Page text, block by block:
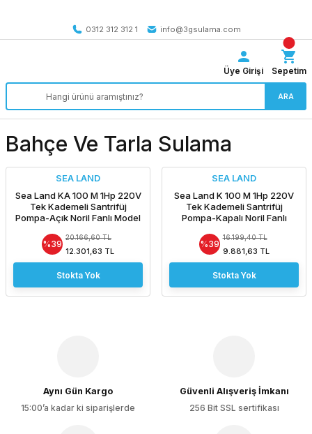
0312 312 312 1
info@3gsulama.com
ARA
Üye Girişi Sepetim
Bahçe Ve Tarla Sulama
SEA LAND
Sea Land KA 100 M 1Hp 220V
Tek Kademeli Santrifüj
Pompa-Açık Noril Fanlı Model
%39
20.166,60 TL
12.301,63 TL
Stokta Yok
SEA LAND
Sea Land K 100 M 1Hp 220V
Tek Kademeli Santrifüj
Pompa-Kapalı Noril Fanlı
%39
16.199,40 TL
9.881,63 TL
Stokta Yok
Aynı Gün Kargo
15:00’a kadar ki siparişlerde
Güvenli Alışveriş İmkanı
256 Bit SSL sertifikası